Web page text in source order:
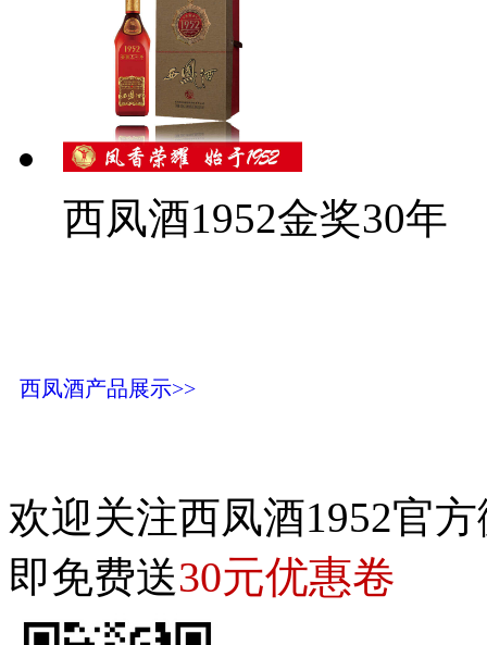
西凤酒1952金奖30年
西凤酒产品展示>>
欢迎关注西凤酒1952官
即免费送30元优惠卷